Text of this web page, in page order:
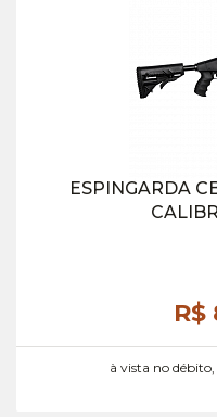
ESPINGARDA
R$
à vista no